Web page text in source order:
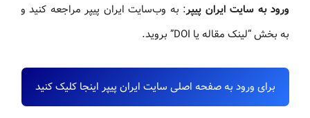
ورود به سایت ایران پیپر: به وب‌سایت ایران پیپر مراجعه کنید و
به بخش “لینک مقاله یا DOI” بروید.
برای ورود به صفحه اصلی سایت ایران پیپر اینجا کلیک کنید